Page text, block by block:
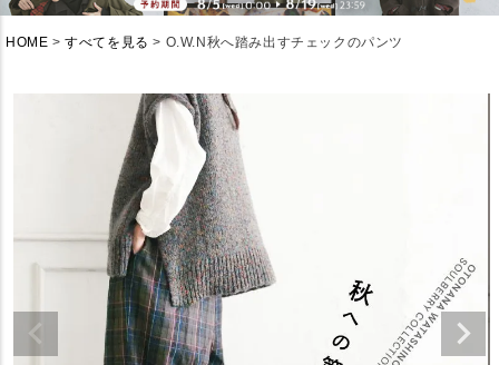
HOME すべてを見る O.W.N秋へ踏み出すチェックのパンツ